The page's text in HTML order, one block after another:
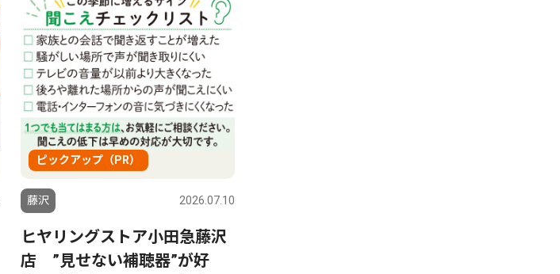
ピックアップ（PR）
藤沢 2026.07.10
ヒヤリングストア小田急藤沢
店 ”見せない補聴器”が好